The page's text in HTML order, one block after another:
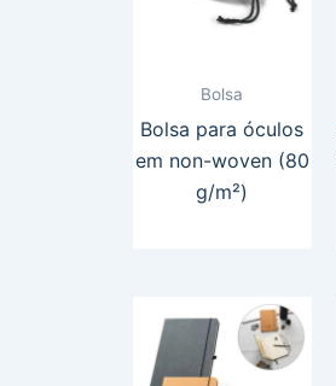
Bolsa
Bolsa para óculos
em non-woven (80
g/m²)